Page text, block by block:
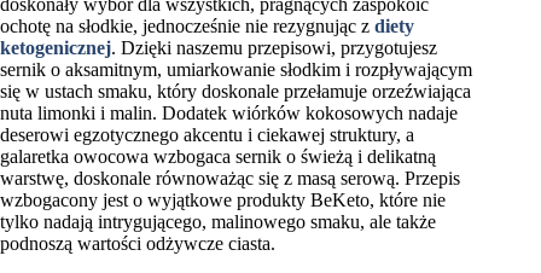
doskonały wybór dla wszystkich, pragnących zaspokoić
ochotę na słodkie, jednocześnie nie rezygnując z diety
ketogenicznej. Dzięki naszemu przepisowi, przygotujesz
sernik o aksamitnym, umiarkowanie słodkim i rozpływającym
się w ustach smaku, który doskonale przełamuje orzeźwiająca
nuta limonki i malin. Dodatek wiórków kokosowych nadaje
deserowi egzotycznego akcentu i ciekawej struktury, a
galaretka owocowa wzbogaca sernik o świeżą i delikatną
warstwę, doskonale równoważąc się z masą serową. Przepis
wzbogacony jest o wyjątkowe produkty BeKeto, które nie
tylko nadają intrygującego, malinowego smaku, ale także
podnoszą wartości odżywcze ciasta.